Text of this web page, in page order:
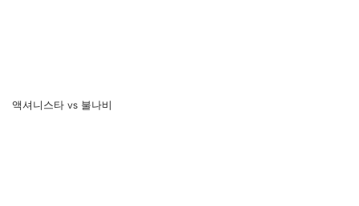
액셔니스타 vs 불나비